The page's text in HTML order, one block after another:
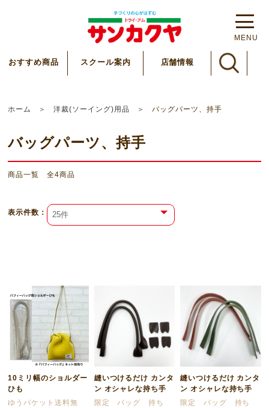
MENU
おすすめ商品 スクール案内 店舗情報
ホーム 洋裁(ソーイング)用品 バッグパーツ、持手
バッグパーツ、持手
商品一覧 全4商品
表⽰件数：
10ミリ幅のショルダー
ひも
ゆうパケット送料無
縫いつけるだけ カンタ
ン オシャレな持ち手
限定 バッグ 持ち
縫いつけるだけ カンタ
ン オシャレな持ち手
限定 バッグ 持ち